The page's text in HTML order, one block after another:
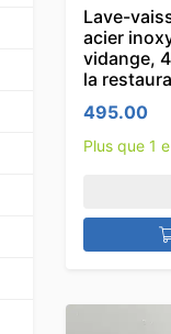
Lave-
acier
vidange,
la
495.00
Plus que 1